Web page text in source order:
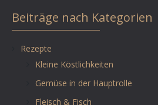
Beiträge nach Kategorien
Rezepte
Kleine Köstlichkeiten
Gemüse in der Hauptrolle
Fleisch & Fisch